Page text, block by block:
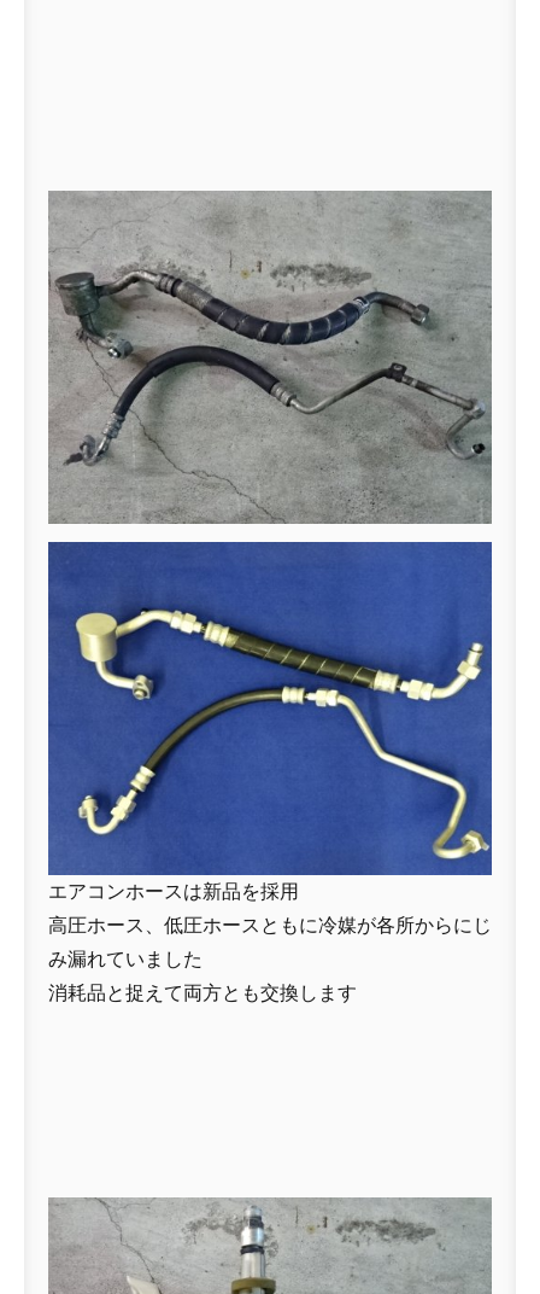
エアコンホースは新品を採用
高圧ホース、低圧ホースともに冷媒が各所からにじ
み漏れていました
消耗品と捉えて両方とも交換します